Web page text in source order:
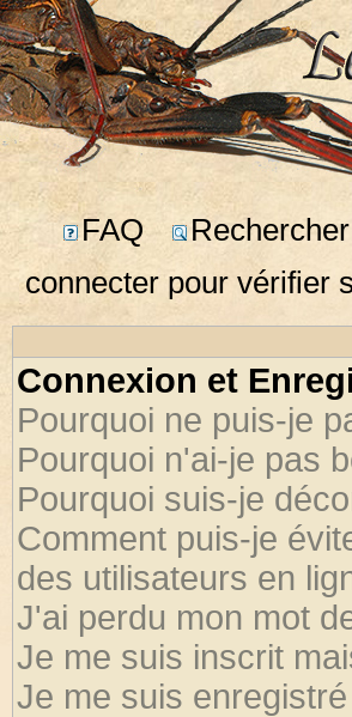
FAQ Rechercher
connecter pour vérifier
Connexion et
Pourquoi ne puis-je
Pourquoi n'ai-je pas
Pourquoi suis-je
Comment puis-je
des utilisateurs en
J'ai perdu mon mot
Je me suis inscrit
Je me suis